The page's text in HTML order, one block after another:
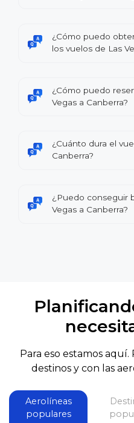
¿Cómo puedo
los vuelos de Las
¿Cómo puedo
Vegas a Canberra?
¿Cuánto dura el
Canberra?
¿Puedo conseguir
Vegas a Canberra?
Para eso estamos
destinos y con las
Aerolíneas
populares